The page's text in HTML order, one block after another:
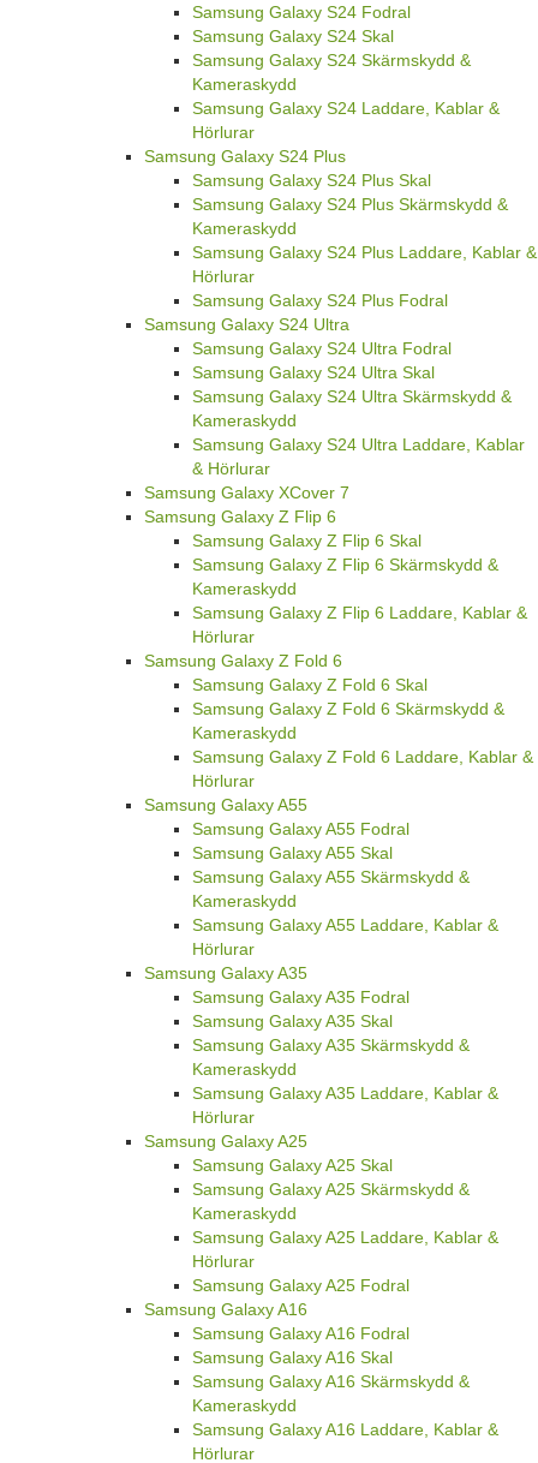
Samsung Galaxy S24 Fodral
Samsung Galaxy S24 Skal
Samsung Galaxy S24 Skärmskydd &
Kameraskydd
Samsung Galaxy S24 Laddare, Kablar &
Hörlurar
Samsung Galaxy S24 Plus
Samsung Galaxy S24 Plus Skal
Samsung Galaxy S24 Plus Skärmskydd &
Kameraskydd
Samsung Galaxy S24 Plus Laddare, Kablar &
Hörlurar
Samsung Galaxy S24 Plus Fodral
Samsung Galaxy S24 Ultra
Samsung Galaxy S24 Ultra Fodral
Samsung Galaxy S24 Ultra Skal
Samsung Galaxy S24 Ultra Skärmskydd &
Kameraskydd
Samsung Galaxy S24 Ultra Laddare, Kablar
& Hörlurar
Samsung Galaxy XCover 7
Samsung Galaxy Z Flip 6
Samsung Galaxy Z Flip 6 Skal
Samsung Galaxy Z Flip 6 Skärmskydd &
Kameraskydd
Samsung Galaxy Z Flip 6 Laddare, Kablar &
Hörlurar
Samsung Galaxy Z Fold 6
Samsung Galaxy Z Fold 6 Skal
Samsung Galaxy Z Fold 6 Skärmskydd &
Kameraskydd
Samsung Galaxy Z Fold 6 Laddare, Kablar &
Hörlurar
Samsung Galaxy A55
Samsung Galaxy A55 Fodral
Samsung Galaxy A55 Skal
Samsung Galaxy A55 Skärmskydd &
Kameraskydd
Samsung Galaxy A55 Laddare, Kablar &
Hörlurar
Samsung Galaxy A35
Samsung Galaxy A35 Fodral
Samsung Galaxy A35 Skal
Samsung Galaxy A35 Skärmskydd &
Kameraskydd
Samsung Galaxy A35 Laddare, Kablar &
Hörlurar
Samsung Galaxy A25
Samsung Galaxy A25 Skal
Samsung Galaxy A25 Skärmskydd &
Kameraskydd
Samsung Galaxy A25 Laddare, Kablar &
Hörlurar
Samsung Galaxy A25 Fodral
Samsung Galaxy A16
Samsung Galaxy A16 Fodral
Samsung Galaxy A16 Skal
Samsung Galaxy A16 Skärmskydd &
Kameraskydd
Samsung Galaxy A16 Laddare, Kablar &
Hörlurar